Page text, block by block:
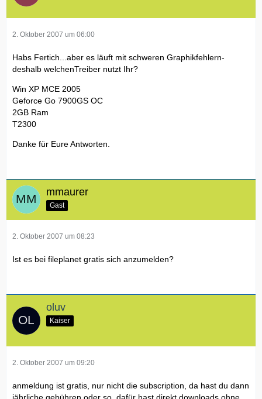
2. Oktober 2007 um 06:00
Habs Fertich...aber es läuft mit schweren Graphikfehlern-
deshalb welchenTreiber nutzt Ihr?
Win XP MCE 2005
Geforce Go 7900GS OC
2GB Ram
T2300
Danke für Eure Antworten.
mmaurer
Gast
2. Oktober 2007 um 08:23
Ist es bei fileplanet gratis sich anzumelden?
oluv
Kaiser
2. Oktober 2007 um 09:20
anmeldung ist gratis, nur nicht die subscription, da hast du dann